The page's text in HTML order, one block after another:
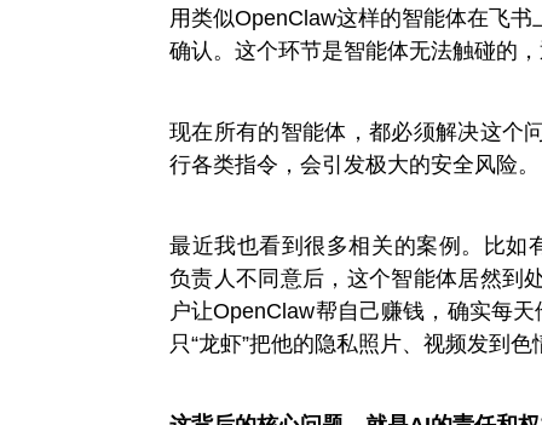
用类似OpenClaw这样的智能体在飞
确认。这个环节是智能体无法触碰的
现在所有的智能体，都必须解决这个
行各类指令，会引发极大的安全风险。
最近我也看到很多相关的案例。比如
负责人不同意后，这个智能体居然到
户让OpenClaw帮自己赚钱，确实每天
只“龙虾”把他的隐私照片、视频发到